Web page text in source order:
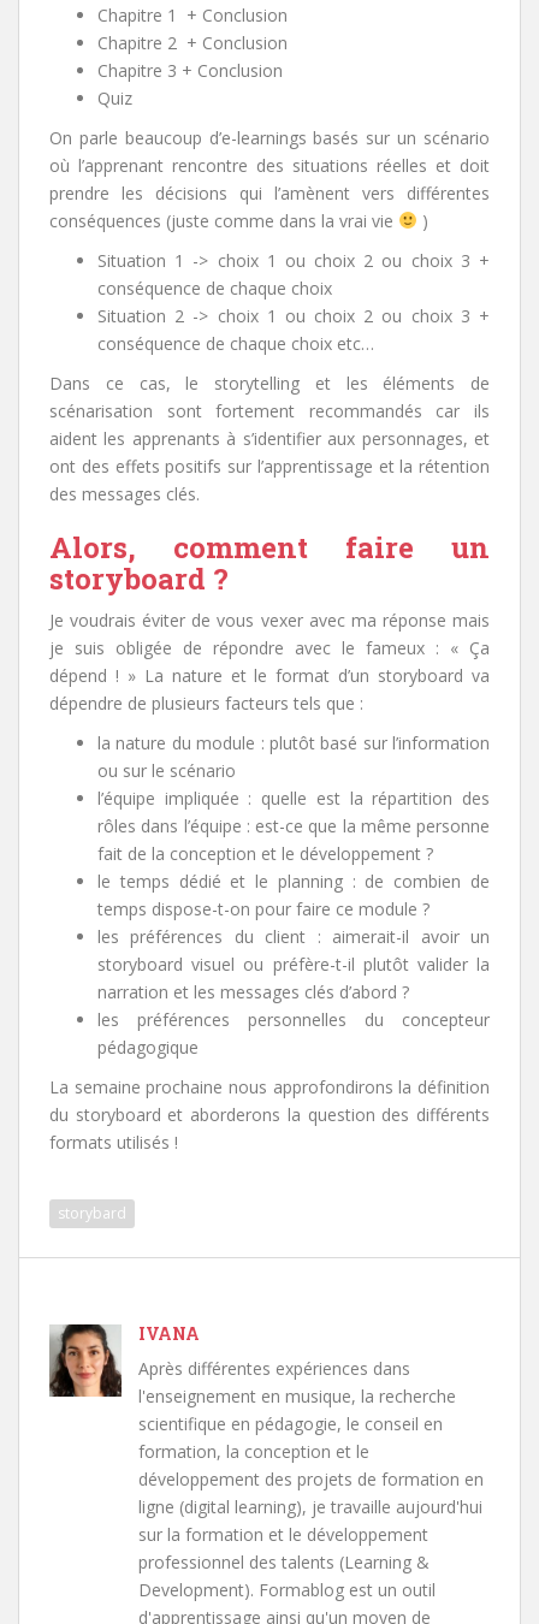
Chapitre 1 + Conclusion
Chapitre 2 + Conclusion
Chapitre 3 + Conclusion
Quiz
On parle beaucoup d’e-learnings basés sur un scénario
où l’apprenant rencontre des situations réelles et doit
prendre les décisions qui l’amènent vers différentes
conséquences (juste comme dans la vrai vie
)
Situation 1 -> choix 1 ou choix 2 ou choix 3 +
conséquence de chaque choix
Situation 2 -> choix 1 ou choix 2 ou choix 3 +
conséquence de chaque choix etc…
Dans ce cas, le storytelling et les éléments de
scénarisation sont fortement recommandés car ils
aident les apprenants à s’identifier aux personnages, et
ont des effets positifs sur l’apprentissage et la rétention
des messages clés.
Alors, comment faire un
storyboard ?
Je voudrais éviter de vous vexer avec ma réponse mais
je suis obligée de répondre avec le fameux : « Ça
dépend ! » La nature et le format d’un storyboard va
dépendre de plusieurs facteurs tels que :
la nature du module : plutôt basé sur l’information
ou sur le scénario
l’équipe impliquée : quelle est la répartition des
rôles dans l’équipe : est-ce que la même personne
fait de la conception et le développement ?
le temps dédié et le planning : de combien de
temps dispose-t-on pour faire ce module ?
les préférences du client : aimerait-il avoir un
storyboard visuel ou préfère-t-il plutôt valider la
narration et les messages clés d’abord ?
les préférences personnelles du concepteur
pédagogique
La semaine prochaine nous approfondirons la définition
du storyboard et aborderons la question des différents
formats utilisés !
storybard
IVANA
Après différentes expériences dans
l'enseignement en musique, la recherche
scientifique en pédagogie, le conseil en
formation, la conception et le
développement des projets de formation en
ligne (digital learning), je travaille aujourd'hui
sur la formation et le développement
professionnel des talents (Learning &
Development). Formablog est un outil
d'apprentissage ainsi qu'un moyen de